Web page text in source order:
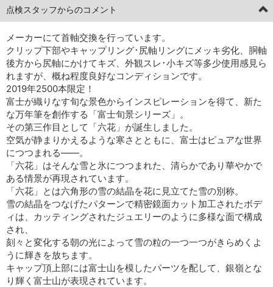
点検スタッフからのコメント
メーカーにて首軸交換を行っています。
クリップ下部やキャップリング･尻軸リングにメッキ劣化、胴軸
後方から尻軸にかけてキズ、外観スレ･小キズ等多少使用感見ら
れますが、概ね程度良好なコンディションです。
2019年2500本限定！
富士が織りなす旬な景色からインスピレーションを得て、新た
な万年筆を創作する「富士旬景シリーズ」。
その第三作目として「六花」が誕生しました。
空気が静まりかえるような寒さとともに、富士はピュアな世界
につつまれる――。
「六花」はそんな雪と氷につつまれた、清らかであり華やかで
ある情景が再現されています。
「六花」とは六角形の雪の結晶を花に見立てた雪の別称。
雪の結晶をつなげたパターンで精密鏡面カット加工されたボデ
ィは、カッティングされたジュエリーのように多様な面で構成
され、
刻々と変化する朝の光によって雪の粒の一つ一つがきらめくよ
うに輝きを放ちます。
キャップ頂上部には富士山を模したパーツを配して、銀嶺とな
り輝く富士山が表現されています。